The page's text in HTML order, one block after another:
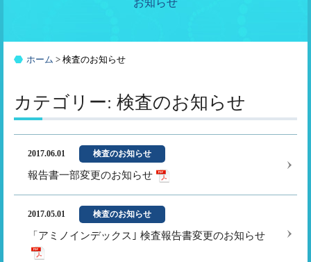
お知らせ
ホーム > 検査のお知らせ
カテゴリー: 検査のお知らせ
2017.06.01 検査のお知らせ
報告書一部変更のお知らせ
2017.05.01 検査のお知らせ
「アミノインデックス｣ 検査報告書変更のお知らせ